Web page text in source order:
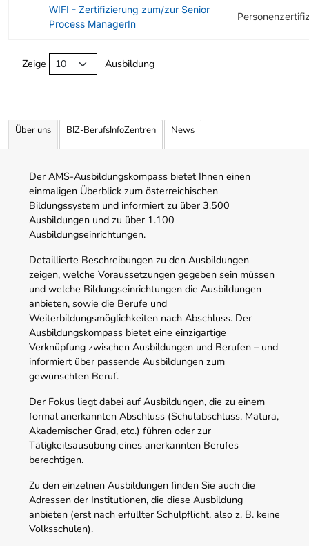
WIFI - Zertifizierung zum/zur Senior
Process ManagerIn
Zeige Ausbildung
Über uns BIZ-BerufsInfoZentren News
Der AMS-Ausbildungskompass bietet Ihnen einen
einmaligen Überblick zum österreichischen
Bildungssystem und informiert zu über 3.500
Ausbildungen und zu über 1.100
Ausbildungseinrichtungen.
Detaillierte Beschreibungen zu den Ausbildungen
zeigen, welche Voraussetzungen gegeben sein müssen
und welche Bildungseinrichtungen die Ausbildungen
anbieten, sowie die Berufe und
Weiterbildungsmöglichkeiten nach Abschluss. Der
Ausbildungskompass bietet eine einzigartige
Verknüpfung zwischen Ausbildungen und Berufen – und
informiert über passende Ausbildungen zum
gewünschten Beruf.
Der Fokus liegt dabei auf Ausbildungen, die zu einem
formal anerkannten Abschluss (Schulabschluss, Matura,
Akademischer Grad, etc.) führen oder zur
Tätigkeitsausübung eines anerkannten Berufes
berechtigen.
Zu den einzelnen Ausbildungen finden Sie auch die
Adressen der Institutionen, die diese Ausbildung
anbieten (erst nach erfüllter Schulpflicht, also z. B. keine
Volksschulen).